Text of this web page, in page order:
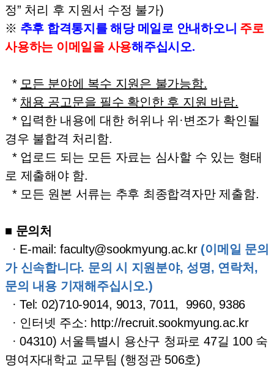
정” 처리 후 지원서 수정 불가)
※ 추후 합격통지를 해당 메일로 안내하오니 주로
사용하는 이메일을 사용해주십시오.
* 모든 분야에 복수 지원은 불가능함.
*채용 공고문을 필수 확인한 후 지원 바람.
* 입력한 내용에 대한 허위나 위·변조가 확인될
경우 불합격 처리함.
* 업로드 되는 모든 자료는 심사할 수 있는 형태
로 제출해야 함.
* 모든 원본 서류는 추후 최종합격자만 제출함.
■ 문의처
· E-mail:faculty@sookmyung.ac.kr (이메일 문의
가 신속합니다. 문의 시 지원분야, 성명, 연락처,
문의 내용 기재해주십시오.)
· Tel: 02)710-9014, 9013, 7011, 9960, 9386
· 인터넷 주소: http://recruit.sookmyung.ac.kr
· 04310) 서울특별시 용산구 청파로 47길 100 숙
명여자대학교 교무팀 (행정관 506호)